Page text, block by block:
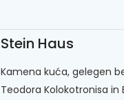
Stein Haus
Kamena kuća, gelegen
Teodora Kolokotronisa in